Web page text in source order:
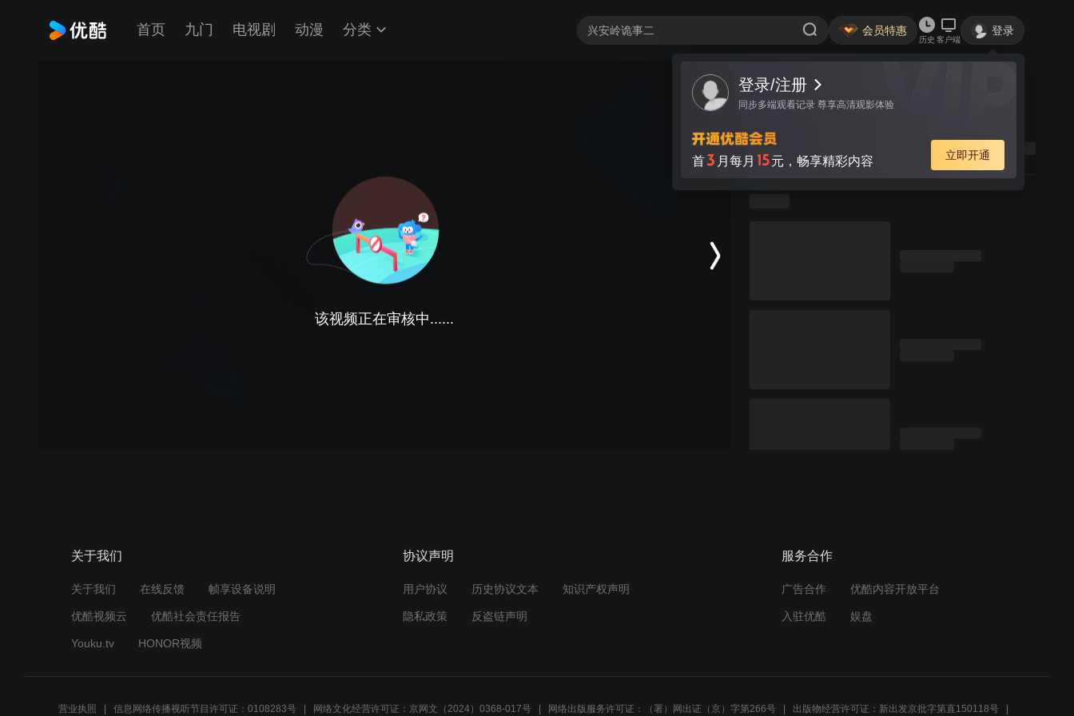
首页 九门 电视剧 动漫 分类 会员特惠
历史 客户端
登录
登录/注册
同步多端观看记录 尊享高清观影体验
首3 月每月 15元，畅享精彩内容 立即开通
该视频正在审核中......
关于我们
关于我们 在线反馈 帧享设备说明
优酷视频云 优酷社会责任报告
Youku.tv HONOR视频
协议声明
用户协议 历史协议文本 知识产权声明
隐私政策 反盗链声明
服务合作
广告合作 优酷内容开放平台
入驻优酷 娱盘
营业执照 信息网络传播视听节目许可证：0108283号 网络文化经营许可证：京网文（2024）0368-017号 网络出版服务许可证：（署）网出证（京）字第266号 出版物经营许可证：新出发京批字第直150118号